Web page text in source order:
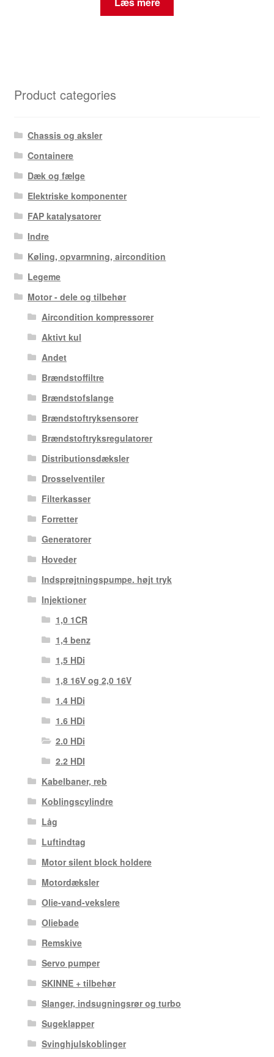
Product categories
Chassis og aksler
Containere
Dæk og fælge
Elektriske komponenter
FAP katalysatorer
Indre
Køling, opvarmning, aircondition
Legeme
Motor - dele og tilbehør
Aircondition kompressorer
Aktivt kul
Andet
Brændstoffiltre
Brændstofslange
Brændstoftryksensorer
Brændstoftryksregulatorer
Distributionsdæksler
Drosselventiler
Filterkasser
Forretter
Generatorer
Hoveder
Indsprøjtningspumpe. højt tryk
Injektioner
1,0 1CR
1,4 benz
1,5 HDi
1,8 16V og 2,0 16V
1.4 HDi
1.6 HDi
2.0 HDi
2.2 HDI
Kabelbaner, reb
Koblingscylindre
Låg
Luftindtag
Motor silent block holdere
Motordæksler
Olie-vand-vekslere
Oliebade
Remskive
Servo pumper
SKINNE + tilbehør
Slanger, indsugningsrør og turbo
Sugeklapper
Svinghjulskoblinger